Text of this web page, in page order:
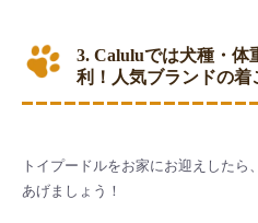
3. Caluluでは犬種・体
利！人気ブランドの着
トイプードルをお家にお迎えした
あげましょう！